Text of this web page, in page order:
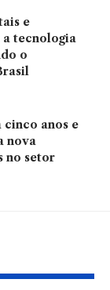
e
a tecnologia
o
cinco anos e
nova
no setor